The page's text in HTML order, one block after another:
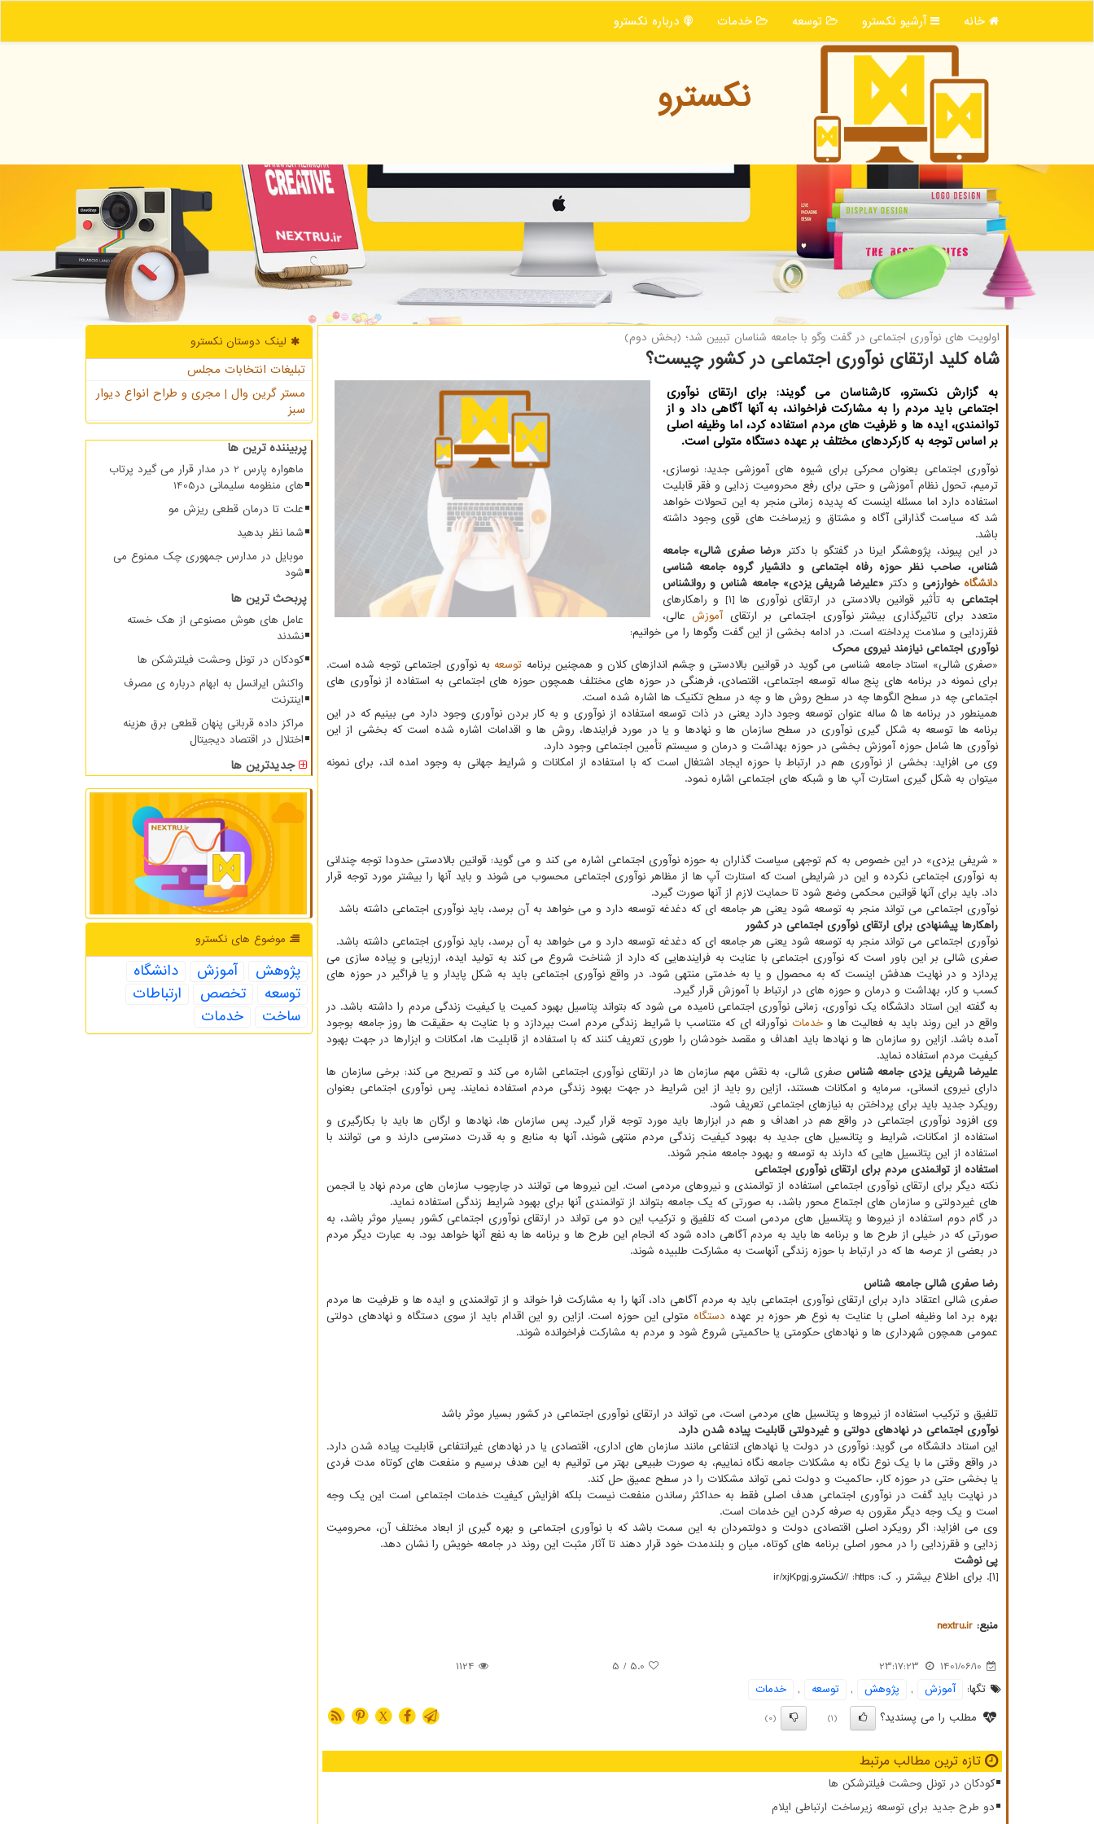
خانه آرشیو نكسترو توسعه خدمات درباره نكسترو
نكسترو
اولویت های نوآوری اجتماعی در گفت وگو با جامعه شناسان تبیین شد؛ (بخش دوم)
شاه کلید ارتقای نوآوری اجتماعی در کشور چیست؟
به گزارش نکسترو، کارشناسان می گویند: برای ارتقای نوآوری
اجتماعی باید مردم را به مشارکت فراخواند، به آنها آگاهی داد و از
توانمندی، ایده ها و ظرفیت های مردم استفاده کرد، اما وظیفه اصلی
بر اساس توجه به کارکردهای مختلف بر عهده دستگاه متولی است.
نوآوری اجتماعی بعنوان محرکی برای شیوه های آموزشی جدید: نوسازی،
ترمیم، تحول نظام آموزشی و حتی برای رفع محرومیت زدایی و فقر قابلیت
استفاده دارد اما مسئله اینست که پدیده زمانی منجر به این تحولات خواهد
شد که سیاست گذارانی آگاه و مشتاق و زیرساخت های قوی وجود داشته
باشد.
در این پیوند، پژوهشگر ایرنا در گفتگو با دکتر «رضا صفری شالی»جامعه
شناس، صاحب نظر حوزه رفاه اجتماعی و دانشیار گروه جامعه شناسی
دانشگاه خوارزمی و دکتر «علیرضا شریفی یزدی» جامعه شناس و روانشناس
اجتماعی
به تأثیر قوانین بالادستی در ارتقای نوآوری ها [۱] و راهکارهای
متعدد برای تاثیرگذاری بیشتر نوآوری اجتماعی بر ارتقای آموزشعالی،
فقرزدایی و سلامت پرداخته است. در ادامه بخشی از این گفت وگوها را می خوانیم:
نوآوری اجتماعی نیازمند نیروی محرک
«صفری شالی» استاد جامعه شناسی می گوید در قوانین بالادستی و چشم اندازهای کلان و همچنین برنامه توسعه به نوآوری اجتماعی توجه شده است.
برای نمونه در برنامه های پنج ساله توسعه اجتماعی، اقتصادی، فرهنگی در حوزه های مختلف همچون حوزه های اجتماعی به استفاده از نوآوری های
اجتماعی چه در سطح الگوها چه در سطح روش ها و چه در سطح تکنیک ها اشاره شده است.
همینطور در برنامه ها ۵ ساله عنوان توسعه وجود دارد یعنی در ذات توسعه استفاده از نوآوری و به کار بردن نوآوری وجود دارد می بینیم که در این
برنامه ها توسعه به شکل گیری نوآوری در سطح سازمان ها و نهادها و یا در مورد فرایندها، روش ها و اقدامات اشاره شده است که بخشی از این
نوآوری ها شامل حوزه آموزش بخشی در حوزه بهداشت و درمان و سیستم تأمین اجتماعی وجود دارد.
وی می افزاید: بخشی از نوآوری هم در ارتباط با حوزه ایجاد اشتغال است که با استفاده از امکانات و شرایط جهانی به وجود امده اند، برای نمونه
میتوان به شکل گیری استارت آپ ها و شبکه های اجتماعی اشاره نمود.
« شریفی یزدی» در این خصوص به کم توجهی سیاست گذاران به حوزه نوآوری اجتماعی اشاره می کند و می گوید: قوانین بالادستی حدودا توجه چندانی
به نوآوری اجتماعی نکرده و این در شرایطی است که استارت آپ ها از مظاهر نوآوری اجتماعی محسوب می شوند و باید آنها را بیشتر مورد توجه قرار
داد. باید برای آنها قوانین محکمی وضع شود تا حمایت لازم از آنها صورت گیرد.
نوآوری اجتماعی می تواند منجر به توسعه شود یعنی هر جامعه ای که دغدغه توسعه دارد و می خواهد به آن برسد، باید نوآوری اجتماعی داشته باشد
راهکارها پیشنهادی برای ارتقای نوآوری اجتماعی در کشور
نوآوری اجتماعی می تواند منجر به توسعه شود یعنی هر جامعه ای که دغدغه توسعه دارد و می خواهد به آن برسد، باید نوآوری اجتماعی داشته باشد.
صفری شالی بر این باور است که نوآوری اجتماعی با عنایت به فرایندهایی که دارد از شناخت شروع می کند به تولید ایده، ارزیابی و پیاده سازی می
پردازد و در نهایت هدفش اینست که به محصول و یا به خدمتی منتهی شود. در واقع نوآوری اجتماعی باید به شکل پایدار و یا فراگیر در حوزه های
کسب و کار، بهداشت و درمان و حوزه های در ارتباط با آموزش قرار گیرد.
به گفته این استاد دانشگاه یک نوآوری، زمانی نوآوری اجتماعی نامیده می شود که بتواند پتاسیل بهبود کمیت یا کیفیت زندگی مردم را داشته باشد. در
واقع در این روند باید به فعالیت ها وخدمات نوآورانه ای که متناسب با شرایط زندگی مردم است بپردازد و با عنایت به حقیقت ها روز جامعه بوجود
آمده باشد. ازاین رو سازمان ها و نهادها باید اهداف و مقصد خودشان را طوری تعریف کنند که با استفاده از قابلیت ها، امکانات و ابزارها در جهت بهبود
کیفیت مردم استفاده نماید.
علیرضا شریفی یزدی جامعه شناس صفری شالی، به نقش مهم سازمان ها در ارتقای نوآوری اجتماعی اشاره می کند و تصریح می کند: برخی سازمان ها
دارای نیروی انسانی، سرمایه و امکانات هستند، ازاین رو باید از این شرایط در جهت بهبود زندگی مردم استفاده نمایند. پس نوآوری اجتماعی بعنوان
رویکرد جدید باید برای پرداختن به نیازهای اجتماعی تعریف شود.
وی افزود نوآوری اجتماعی در واقع هم در اهداف و هم در ابزارها باید مورد توجه قرار گیرد. پس سازمان ها، نهادها و ارگان ها باید با بکارگیری و
استفاده از امکانات، شرایط و پتانسیل های جدید به بهبود کیفیت زندگی مردم منتهی شوند، آنها به منابع و به قدرت دسترسی دارند و می توانند با
استفاده از این پتانسیل هایی که دارند به توسعه و بهبود جامعه منجر شوند.
استفاده از توانمندی مردم برای ارتقای نوآوری اجتماعی
نکته دیگر برای ارتقای نوآوری اجتماعی استفاده از توانمندی و نیروهای مردمی است. این نیروها می توانند در چارچوب سازمان های مردم نهاد یا انجمن
های غیردولتی و سازمان های اجتماع محور باشد، به صورتی که یک جامعه بتواند از توانمندی آنها برای بهبود شرایط زندگی استفاده نماید.
در گام دوم استفاده از نیروها و پتانسیل های مردمی است که تلفیق و ترکیب این دو می تواند در ارتقای نوآوری اجتماعی کشور بسیار موثر باشد، به
صورتی که در خیلی از طرح ها و برنامه ها باید به مردم آگاهی داده شود که انجام این طرح ها و برنامه ها به نفع آنها خواهد بود. به عبارت دیگر مردم
در بعضی از عرصه ها که در ارتباط با حوزه زندگی آنهاست به مشارکت طلبیده شوند.
رضا صفری شالی جامعه شناس
صفری شالی اعتقاد دارد برای ارتقای نوآوری اجتماعی باید به مردم آگاهی داد، آنها را به مشارکت فرا خواند و از توانمندی و ایده ها و ظرفیت ها مردم
بهره برد اما وظیفه اصلی با عنایت به نوع هر حوزه بر عهده دستگاه متولی این حوزه است. ازاین رو این اقدام باید از سوی دستگاه و نهادهای دولتی
عمومی همچون شهرداری ها و نهادهای حکومتی یا حاکمیتی شروع شود و مردم به مشارکت فراخوانده شوند.
تلفیق و ترکیب استفاده از نیروها و پتانسیل های مردمی است، می تواند در ارتقای نوآوری اجتماعی در کشور بسیار موثر باشد
نوآوری اجتماعی در نهادهای دولتی و غیردولتی قابلیت پیاده شدن دارد.
این استاد دانشگاه می گوید: نوآوری در دولت یا نهادهای انتفاعی مانند سازمان های اداری، اقتصادی یا در نهادهای غیرانتفاعی قابلیت پیاده شدن دارد.
در واقع وقتی ما با یک نوع نگاه به مشکلات جامعه نگاه نماییم، به صورت طبیعی بهتر می توانیم به این هدف برسیم و منفعت های کوتاه مدت فردی
یا بخشی حتی در حوزه کار، حاکمیت و دولت نمی تواند مشکلات را در سطح عمیق حل کند.
در نهایت باید گفت در نوآوری اجتماعی هدف اصلی فقط به حداکثر رساندن منفعت نیست بلکه افزایش کیفیت خدمات اجتماعی است این یک وجه
است و یک وجه دیگر مقرون به صرفه کردن این خدمات است.
وی می افزاید: اگر رویکرد اصلی اقتصادی دولت و دولتمردان به این سمت باشد که با نوآوری اجتماعی و بهره گیری از ابعاد مختلف آن، محرومیت
زدایی و فقرزدایی را در محور اصلی برنامه های کوتاه، میان و بلندمدت خود قرار دهند تا آثار مثبت این روند در جامعه خویش را نشان دهد.
پی نوشت
[۱]. برای اطلاع بیشتر ر. ک: https: //نکسترو.ir/xjKpgj
منبع: nextru.ir
1401/06/10
23:17:23
5.0
/ 5
1124
تگها:
آموزش , پژوهش , توسعه ,
خدمات
مطلب را می پسندید؟
(1)
(0)
X
تازه ترین مطالب مرتبط
کودکان در تونل وحشت فیلترشکن ها
دو طرح جدید برای توسعه زیرساخت ارتباطی ایلام
لینک دوستان نكسترو
تبلیغات انتخابات مجلس
مستر گرین وال | مجری و طراح انواع دیوار
سبز
پربیننده ترین ها
ماهواره پارس 2 در مدار قرار می گیرد پرتاب
های منظومه سلیمانی در1405
علت تا درمان قطعی ریزش مو
شما نظر بدهید
موبایل در مدارس جمهوری چک ممنوع می
شود
پربحث ترین ها
عامل های هوش مصنوعی از هک خسته
نشدند
کودکان در تونل وحشت فیلترشکن ها
واکنش ایرانسل به ابهام درباره ی مصرف
اینترنت
مراکز داده قربانی پنهان قطعی برق هزینه
اختلال در اقتصاد دیجیتال
جدیدترین ها
موضوع های نكسترو
پژوهش آموزش
دانشگاه
توسعه
تخصص
ارتباطات
ساخت
خدمات